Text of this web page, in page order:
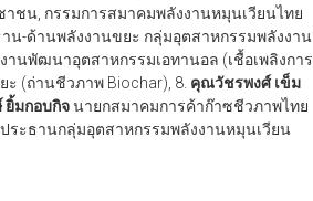
ชน, กรรมการสมาคมพลังงานหมุนเวียนไทย
าน-ด้านพลังงานขยะ กลุ่มอุตสาหกรรมพลังงาน
านพัฒนาอุตสาหกรรมเอทานอล (เชื้อเพลิงการ
(ถ่านชีวภาพ Biochar), 8. คุณวัชรพงศ์ เข็ม
มกอบกิจ​ นายกสมาคมการค้าก๊าซชีวภาพไทย
​ ประธานกลุ่มอุตสาหกรรมพลังงานหมุนเวียน